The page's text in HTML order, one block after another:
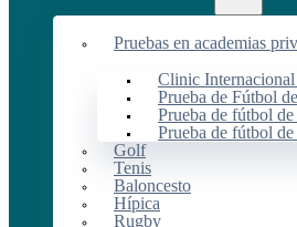
Pruebas en academias
Clinic
Prueba de Fútbol
Prueba de fútbol
Prueba de fútbol
Golf
Tenis
Baloncesto
Hípica
Rugby